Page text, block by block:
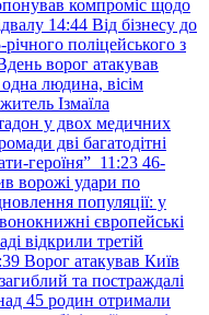
компроміс щодо
14:44 Від бізнесу до
поліцейського з
ворог атакував
людина, вісім
Ізмаїла
у двох медичних
дві багатодітні
героїня” 11:23 46-
ворожі удари по
популяції: у
європейські
відкрили третій
Ворог атакував Київ
та постраждалі
45 родин отримали